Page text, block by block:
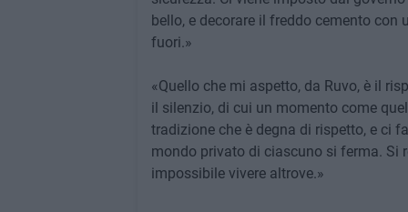
bello, e decorare il freddo cemento
fuori.»
«Quello che mi aspetto, da Ruvo, è il
il silenzio, di cui un momento come
tradizione che è degna di rispetto, e ci
mondo privato di ciascuno si ferma. Si
impossibile vivere altrove.»